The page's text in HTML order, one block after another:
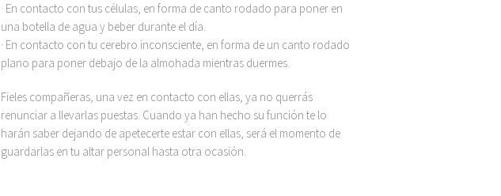
· En contacto con tus células, en forma de canto rodado para poner en
una botella de agua y beber durante el día.
· En contacto con tu cerebro inconsciente, en forma de un canto rodado
plano para poner debajo de la almohada mientras duermes.
Fieles compañeras, una vez en contacto con ellas, ya no querrás
renunciar a llevarlas puestas. Cuando ya han hecho su función te lo
harán saber dejando de apetecerte estar con ellas, será el momento de
guardarlas en tu altar personal hasta otra ocasión.